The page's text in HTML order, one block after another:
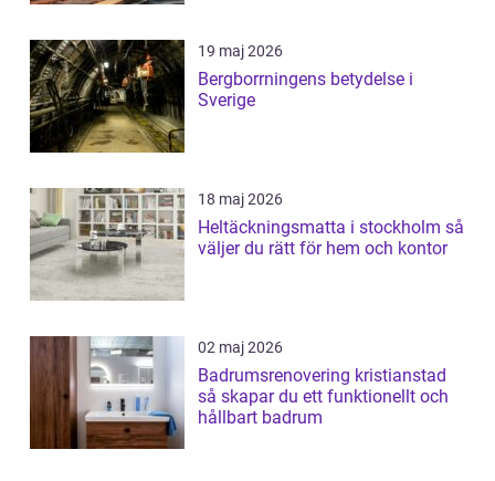
19 maj 2026
Bergborrningens betydelse i
Sverige
18 maj 2026
Heltäckningsmatta i stockholm så
väljer du rätt för hem och kontor
02 maj 2026
Badrumsrenovering kristianstad
så skapar du ett funktionellt och
hållbart badrum